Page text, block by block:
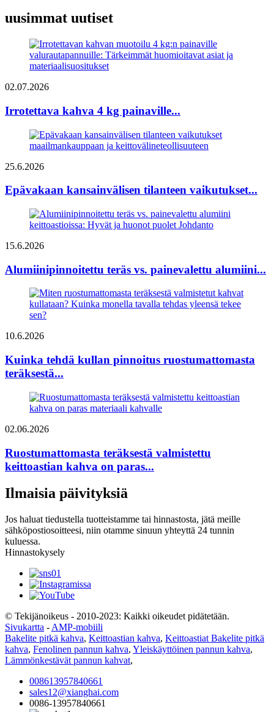
uusimmat uutiset
02.07.2026
Irrotettava kahva 4 kg painaville...
25.6.2026
Epävakaan kansainvälisen tilanteen vaikutukset...
15.6.2026
Alumiinipinnoitettu teräs vs. painevalettu alumiini...
10.6.2026
Kuinka tehdä kullan pinnoitus ruostumattomasta
teräksestä...
02.06.2026
Ruostumattomasta teräksestä valmistettu
keittoastian kahva on paras...
Ilmaisia ​​päivityksiä
Jos haluat tiedustella tuotteistamme tai hinnastosta, jätä meille
sähköpostiosoitteesi, niin otamme sinuun yhteyttä 24 tunnin
kuluessa.
Hinnastokysely
© Tekijänoikeus - 2010-2023: Kaikki oikeudet pidätetään.
Sivukartta - AMP-mobiili
Bakelite pitkä kahva, Keittoastian kahva, Keittoastiat Bakelite pitkä
kahva, Fenolinen pannun kahva, Yleiskäyttöinen pannun kahva,
Lämmönkestävät pannun kahvat,
008613957840661
sales12@xianghai.com
0086-13957840661